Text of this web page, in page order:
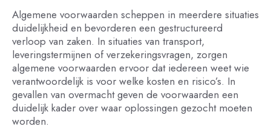
Algemene voorwaarden scheppen in meerdere situaties
duidelijkheid en bevorderen een gestructureerd
verloop van zaken. In situaties van transport,
leveringstermijnen of verzekeringsvragen, zorgen
algemene voorwaarden ervoor dat iedereen weet wie
verantwoordelijk is voor welke kosten en risico’s. In
gevallen van overmacht geven de voorwaarden een
duidelijk kader over waar oplossingen gezocht moeten
worden.